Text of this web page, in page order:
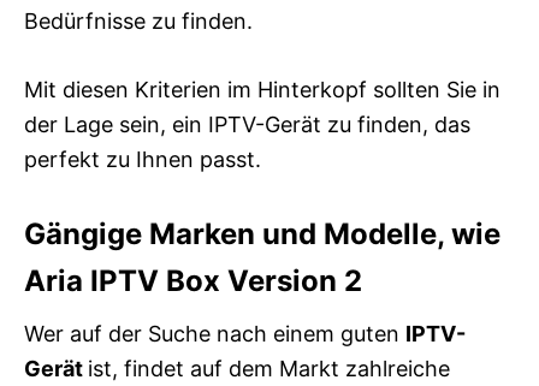
Bedürfnisse zu finden.
Mit diesen Kriterien im Hinterkopf sollten Sie in
der Lage sein, ein IPTV-Gerät zu finden, das
perfekt zu Ihnen passt.
Gängige Marken und Modelle, wie
Aria IPTV Box Version 2
Wer auf der Suche nach einem guten IPTV-
Gerät ist, findet auf dem Markt zahlreiche